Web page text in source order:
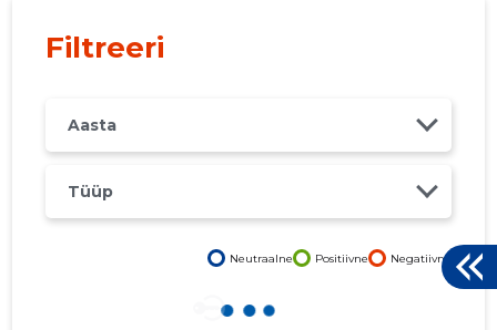
Filtreeri
Aasta
Tüüp
Neutraalne Positiivne Negatiivne